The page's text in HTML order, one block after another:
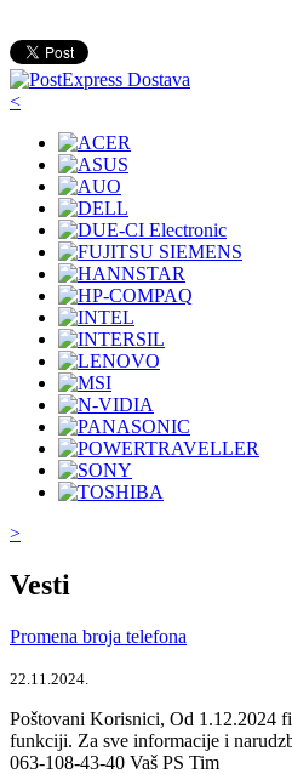
<
>
Vesti
Promena broja telefona
22.11.2024.
Poštovani Korisnici, Od 1.12.2024
funkciji. Za sve informacije i
063-108-43-40 Vaš PS Tim